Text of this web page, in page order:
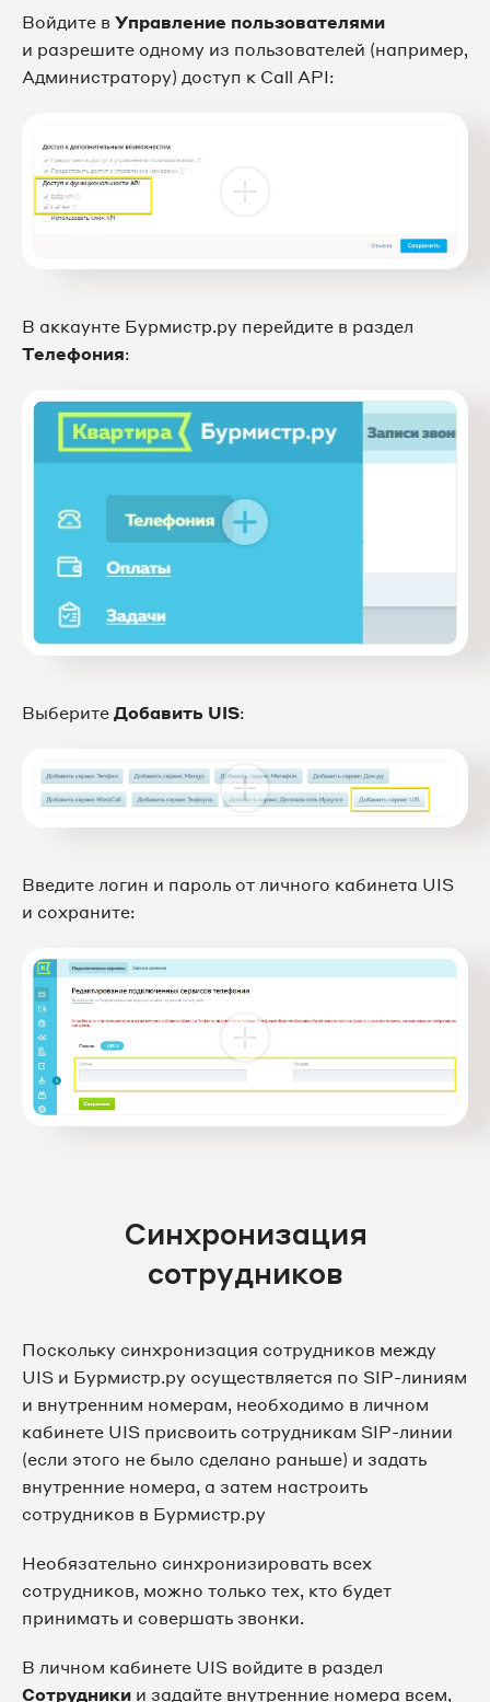
Войдите в Управление пользователями
и разрешите одному из пользователей (например,
Администратору) доступ к Call API:
В аккаунте Бурмистр.ру перейдите в раздел
Телефония:
Выберите Добавить UIS:
Введите логин и пароль от личного кабинета UIS
и сохраните:
Синхронизация
сотрудников
Поскольку синхронизация сотрудников между
UIS и Бурмистр.ру осуществляется по SIP-линиям
и внутренним номерам, необходимо в личном
кабинете UIS присвоить сотрудникам SIP-линии
(если этого не было сделано раньше) и задать
внутренние номера, а затем настроить
сотрудников в Бурмистр.ру
Необязательно синхронизировать всех
сотрудников, можно только тех, кто будет
принимать и совершать звонки.
В личном кабинете UIS войдите в раздел
Сотрудники и задайте внутренние номера всем,